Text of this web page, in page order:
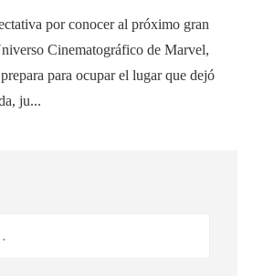
por conocer al próximo gran
Cinematográfico de Marvel,
para ocupar el lugar que dejó
ju...